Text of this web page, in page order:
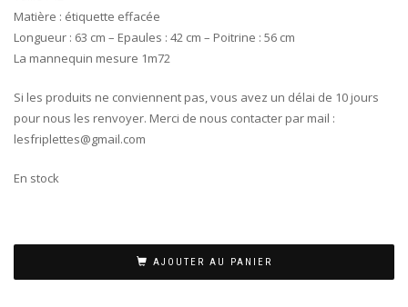
Matière : étiquette effacée
Longueur : 63 cm – Epaules : 42 cm – Poitrine : 56 cm
La mannequin mesure 1m72
Si les produits ne conviennent pas, vous avez un délai de 10 jours
pour nous les renvoyer. Merci de nous contacter par mail :
lesfriplettes@gmail.com
En stock
AJOUTER AU PANIER